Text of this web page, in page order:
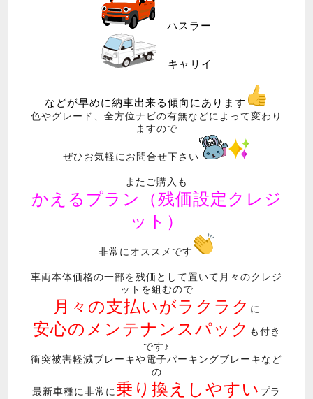
ハスラー
キャリイ
などが早めに納車出来る傾向にあります
色やグレード、全方位ナビの有無などによって変わり
ますので
ぜひお気軽にお問合せ下さい
またご購入も
かえるプラン（残価設定クレジ
ット）
非常にオススメです
車両本体価格の一部を残価として置いて月々のクレジ
ットを組むので
月々の支払いがラクラク に
安心のメンテナンスパック も付き
です♪
衝突被害軽減ブレーキや電子パーキングブレーキなど
の
最新車種に非常に 乗り換えしやすい プラ